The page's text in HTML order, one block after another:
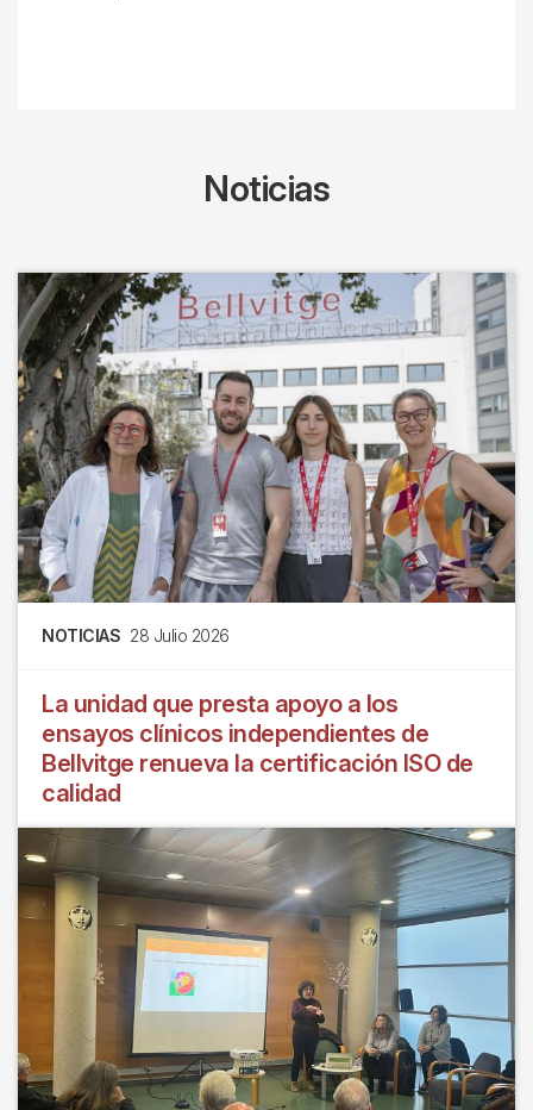
Noticias
NOTICIAS 28 Julio 2026
La unidad que presta apoyo a los
ensayos clínicos independientes de
Bellvitge renueva la certificación ISO de
calidad